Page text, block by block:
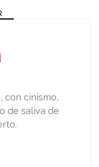
con cinismo,
de saliva de